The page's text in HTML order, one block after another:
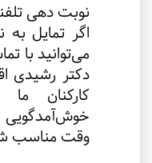
نوبت دهی
اگر تمایل به
می‌توانید با
دکتر رشیدی
کارکنان
خوش‌آمدگویی
وقت مناسب